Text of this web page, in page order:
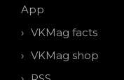
App
VKMag facts
VKMag shop